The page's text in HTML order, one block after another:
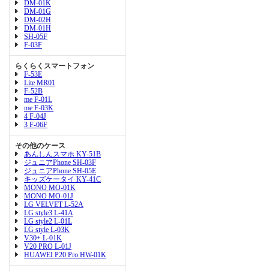
DM-01K
DM-01G
DM-02H
DM-01H
SH-05F
F-03F
らくらくスマートフォン
F-53E
Lite MR01
F-52B
me F-01L
me F-03K
4 F-04J
3 F-06F
その他のケース
あんしんスマホ KY-51B
ジュニアPhone SH-03F
ジュニアPhone SH-05E
キッズケータイ KY-41C
MONO MO-01K
MONO MO-01J
LG VELVET L-52A
LG style3 L-41A
LG style2 L-01L
LG style L-03K
V30+ L-01K
V20 PRO L-01J
HUAWEI P20 Pro HW-01K